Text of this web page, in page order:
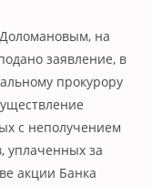
на
заявление, в
прокурору
с неполучением
уплаченных за
акции Банка